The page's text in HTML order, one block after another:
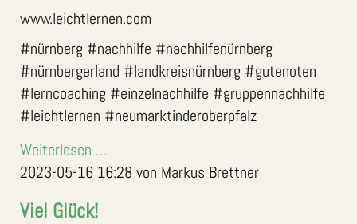
www.leichtlernen.com
#nürnberg #nachhilfe #nachhilfenürnberg
#nürnbergerland #landkreisnürnberg #gutenoten
#lerncoaching #einzelnachhilfe #gruppennachhilfe
#leichtlernen #neumarktinderoberpfalz
Weiterlesen …
2023-05-16 16:28 von Markus Brettner
Viel Glück!